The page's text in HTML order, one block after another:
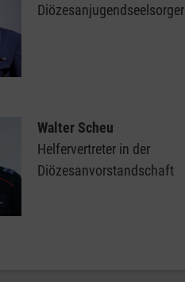
Diözesanjugendseelsorger
Walter Scheu
Helfervertreter in der
Diözesanvorstandschaft